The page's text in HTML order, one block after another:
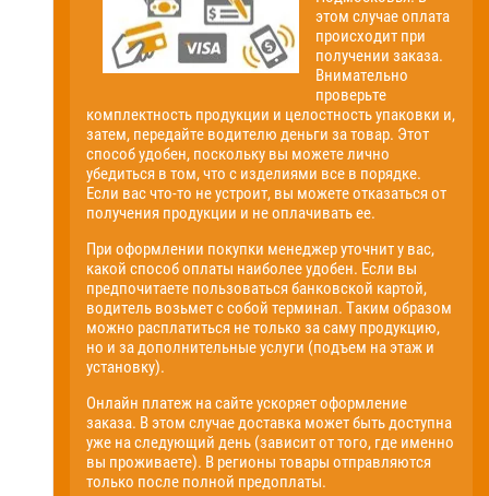
этом случае оплата
происходит при
получении заказа.
Внимательно
проверьте
комплектность продукции и целостность упаковки и,
затем, передайте водителю деньги за товар. Этот
способ удобен, поскольку вы можете лично
убедиться в том, что с изделиями все в порядке.
Если вас что-то не устроит, вы можете отказаться от
получения продукции и не оплачивать ее.
При оформлении покупки менеджер уточнит у вас,
какой способ оплаты наиболее удобен. Если вы
предпочитаете пользоваться банковской картой,
водитель возьмет с собой терминал. Таким образом
можно расплатиться не только за саму продукцию,
но и за дополнительные услуги (подъем на этаж и
установку).
Онлайн платеж на сайте ускоряет оформление
заказа. В этом случае доставка может быть доступна
уже на следующий день (зависит от того, где именно
вы проживаете). В регионы товары отправляются
только после полной предоплаты.